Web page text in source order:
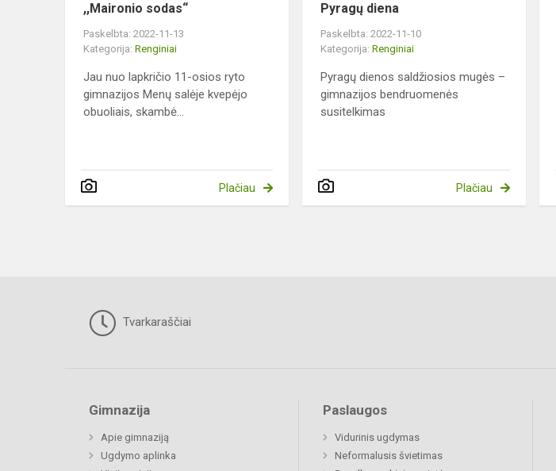
,,Maironio sodas“
Paskelbta: 2022-11-13
Kategorija: Renginiai
Jau nuo lapkričio 11-osios ryto
gimnazijos Menų salėje kvepėjo
obuoliais, skambė...
Plačiau
Pyragų diena
Paskelbta: 2022-11-10
Kategorija:Renginiai
Pyragų dienos saldžiosios mugės –
gimnazijos bendruomenės
susitelkimas
Plačiau
Tvarkaraščiai
Gimnazija
Apie gimnaziją
Ugdymo aplinka
Paslaugos
Vidurinis ugdymas
Neformalusis švietimas